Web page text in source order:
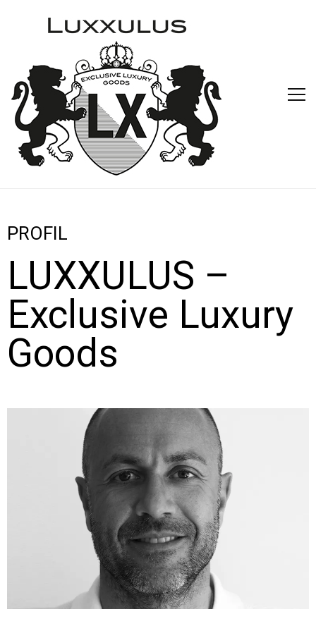
PROFIL
LUXXULUS –
Exclusive Luxury
Goods